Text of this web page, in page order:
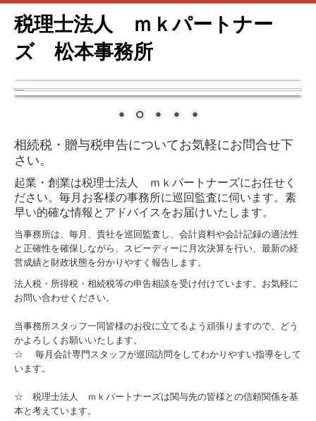
税理士法人 ｍｋパートナー
ズ 松本事務所
相続税・贈与税申告についてお気軽にお問合せ下
さい。
起業・創業は税理士法人 ｍｋパートナーズにお任せく
ださい。毎月お客様の事務所に巡回監査に伺います。素
早い的確な情報とアドバイスをお届けいたします。
当事務所は、毎月、貴社を巡回監査し、会計資料や会計記録の適法性
と正確性を確保しながら、スピーディーに月次決算を行い、最新の経
営成績と財政状態を分かりやすく報告します。
法人税・所得税・相続税等の申告相談を受け付けています。お気軽に
お問い合わせください。
当事務所スタッフ一同皆様のお役に立てるよう頑張りますので、どう
かよろしくお願いいたします。
☆ 毎月会計専門スタッフが巡回訪問をしてわかりやすい指導をして
います。
☆ 税理士法人 ｍｋパートナーズは関与先の皆様との信頼関係を基
本と考えています。